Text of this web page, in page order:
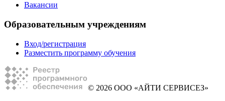
Вакансии
Образовательным учреждениям
Вход/регистрация
Разместить программу обучения
© 2026 ООО «АЙТИ СЕРВИСЕЗ»